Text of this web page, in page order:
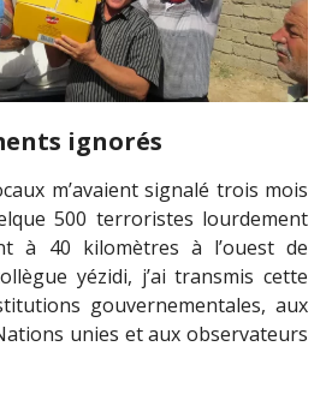
ignorés
m’avaient signalé trois mois
500 terroristes lourdement
à 40 kilomètres à l’ouest de
yézidi, j’ai transmis cette
gouvernementales, aux
unies et aux observateurs